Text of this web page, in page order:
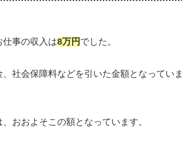
仕事の収入は8万円 でした。
社会保障料などを引いた金額となっていま
おおよそこの額となっています。